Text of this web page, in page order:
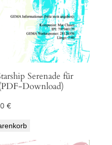
Serenade für
Download)
€